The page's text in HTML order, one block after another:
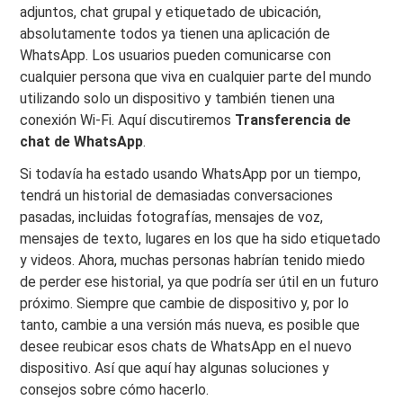
adjuntos, chat grupal y etiquetado de ubicación,
absolutamente todos ya tienen una aplicación de
WhatsApp. Los usuarios pueden comunicarse con
cualquier persona que viva en cualquier parte del mundo
utilizando solo un dispositivo y también tienen una
conexión Wi-Fi. Aquí discutiremos Transferencia de
chat de WhatsApp.
Si todavía ha estado usando WhatsApp por un tiempo,
tendrá un historial de demasiadas conversaciones
pasadas, incluidas fotografías, mensajes de voz,
mensajes de texto, lugares en los que ha sido etiquetado
y videos. Ahora, muchas personas habrían tenido miedo
de perder ese historial, ya que podría ser útil en un futuro
próximo. Siempre que cambie de dispositivo y, por lo
tanto, cambie a una versión más nueva, es posible que
desee reubicar esos chats de WhatsApp en el nuevo
dispositivo. Así que aquí hay algunas soluciones y
consejos sobre cómo hacerlo.